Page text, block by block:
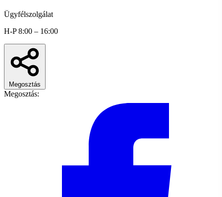
Ügyfélszolgálat
H-P 8:00 – 16:00
Megosztás
Megosztás: